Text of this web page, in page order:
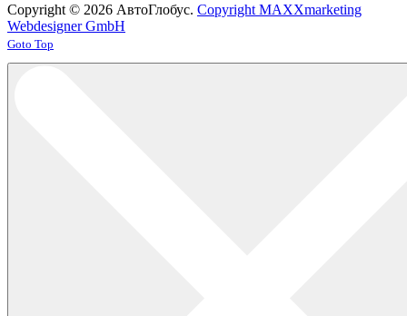
Copyright © 2026 АвтоГлобус. Copyright MAXXmarketing
Webdesigner GmbH
Joomla! 3 Templates
Goto Top